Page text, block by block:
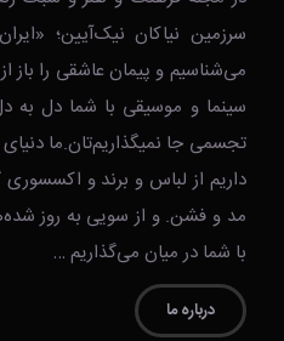
سرزمین نیاکان نیک‌‌‌آیین؛
می‌شناسیم و پیمان عاشقی را باز
سینما و موسیقی با شما دل به
تجسمی جا نمیگذاریم‌تان.ما
داریم از لباس و برند و
مد و فشن. و از سویی به روز
با شما در میان می‌گذاریم …
درباره ما